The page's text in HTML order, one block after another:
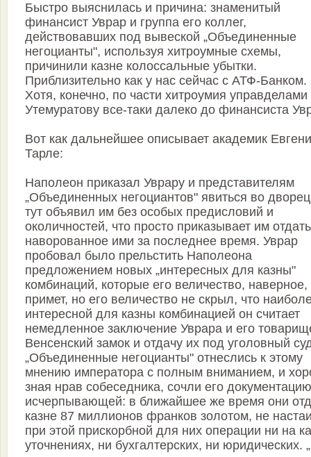
Быстро выяснилась и причина: знаменитый
финансист Уврар и группа его коллег,
действовавших под вывеской „Объединенные
негоцианты", используя хитроумные схемы,
причинили казне колоссальные убытки.
Приблизительно как у нас сейчас с АТФ-Банком.
Хотя, конечно, по части хитроумия управделами
Утемуратову все-таки далеко до финансиста
Вот как дальнейшее описывает академик
Тарле:
Наполеон приказал Уврару и представителям
„Объединенных негоциантов" явиться во
тут объявил им без особых предисловий и
околичностей, что просто приказывает им
наворованное ими за последнее время. Уврар
пробовал было прельстить Наполеона
предложением новых „интересных для казны"
комбинаций, которые его величество, наверное,
примет, но его величество не скрыл, что
интересной для казны комбинацией он считает
немедленное заключение Уврара и его
Венсенский замок и отдачу их под уголовный
„Объединенные негоцианты" отнеслись к этому
мнению императора с полным вниманием, и
зная нрав собеседника, сочли его документацию
исчерпывающей: в ближайшее же время они
казне 87 миллионов франков золотом, не
при этой прискорбной для них операции ни на
уточнениях, ни бухгалтерских, ни юридических.